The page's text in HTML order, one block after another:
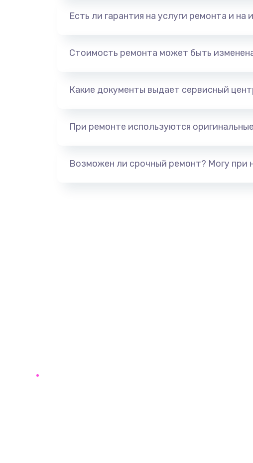
Есть ли гарантия на услуги ремонта и
Стоимость ремонта может быть
Какие документы выдает сервисный
При ремонте используются
Возможен ли срочный ремонт? Могу при